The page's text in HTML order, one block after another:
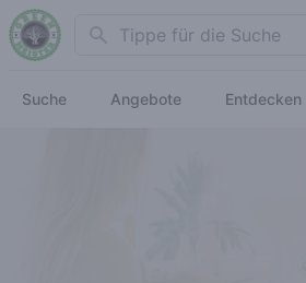
Search
Suche Angebote Entdecken